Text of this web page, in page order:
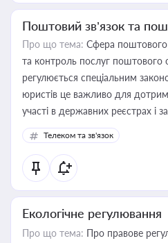
Поштовий зв’язок та
Про що тема: Сфера поштового
та контроль послуг поштового
регулюється спеціальним
юристів це важливо для
участі в державних реєстрах і
споживачів.
Телеком та зв'язок
Екологічне регулювання
Про що тема: Про правове